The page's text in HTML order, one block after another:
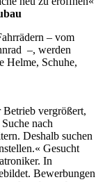
– vom
–, werden
Helme, Schuhe,
Betrieb vergrößert,
nach
Deshalb suchen
Gesucht
In
Bewerbungen